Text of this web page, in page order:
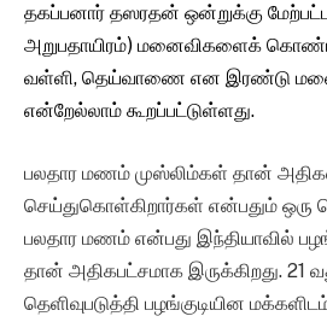
தகப்பனார் தஸரதன் ஒன்றுக்கு
அறுபதாயிரம்) மனைவிகளைக்
வள்ளி, தெய்வாணை என இரண்டு
என்றேல்லாம் கூறப்பட்டுள்ளது.
பலதார மணம் முஸ்லிம்கள் தான்
செய்துகொள்கிறார்கள் என்பதும் ஒரு
பலதார மணம் என்பது இந்தியாவில்
தான் அதிகபட்சமாக இருக்கிறது.
தெளிவுபடுத்தி பழங்குடியின